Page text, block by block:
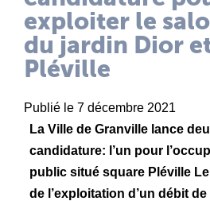
exploiter le
du jardin Dior
Pléville
Publié le 7 décembre 2021
La Ville de Granville lance
candidature: l’un pour
public situé square Pléville
de l’exploitation d’un débit